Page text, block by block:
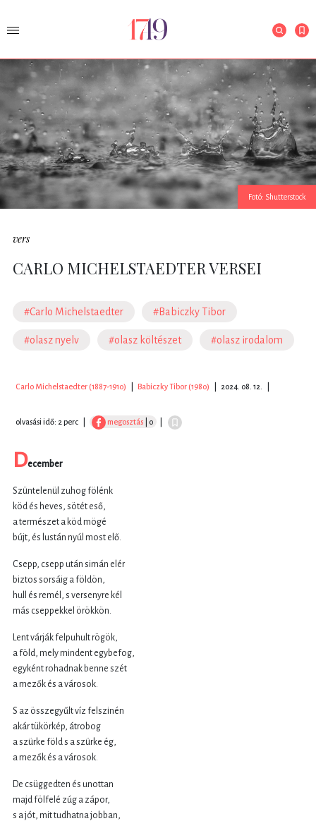
Fotó: Shutterstock
vers
CARLO MICHELSTAEDTER VERSEI
#Carlo Michelstaedter #Babiczky Tibor
#olasz nyelv #olasz költészet #olasz irodalom
Carlo Michelstaedter (1887-1910) Babiczky Tibor (1980) 2024. 08. 12.
olvasási idő: 2 perc megosztás | 0
December
Szüntelenül zuhog fölénk
köd és heves, sötét eső,
a természet a köd mögé
bújt, és lustán nyúl most elő.
Csepp, csepp után simán elér
biztos sorsáig a földön,
hull és remél, s versenyre kél
más cseppekkel örökkön.
Lent várják felpuhult rögök,
a föld, mely mindent egybefog,
egyként rohadnak benne szét
a mezők és a városok.
S az összegyűlt víz felszinén
akár tükörkép, átrobog
a szürke föld s a szürke ég,
a mezők és a városok.
De csüggedten és unottan
majd fölfelé zúg a zápor,
s a jót, mit tudhatna jobban,